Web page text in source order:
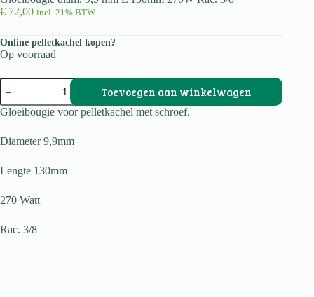
€ 72,00 incl. 21% BTW
Online pelletkachel kopen?
Op voorraad
Gloeibougie
diam.
9,9
mm
130mm
Rac.
3/8
Toevoegen aan winkelwagen
Gloeibougie voor pelletkachel met schroef.
Diameter 9,9mm
Lengte 130mm
270 Watt
Rac. 3/8